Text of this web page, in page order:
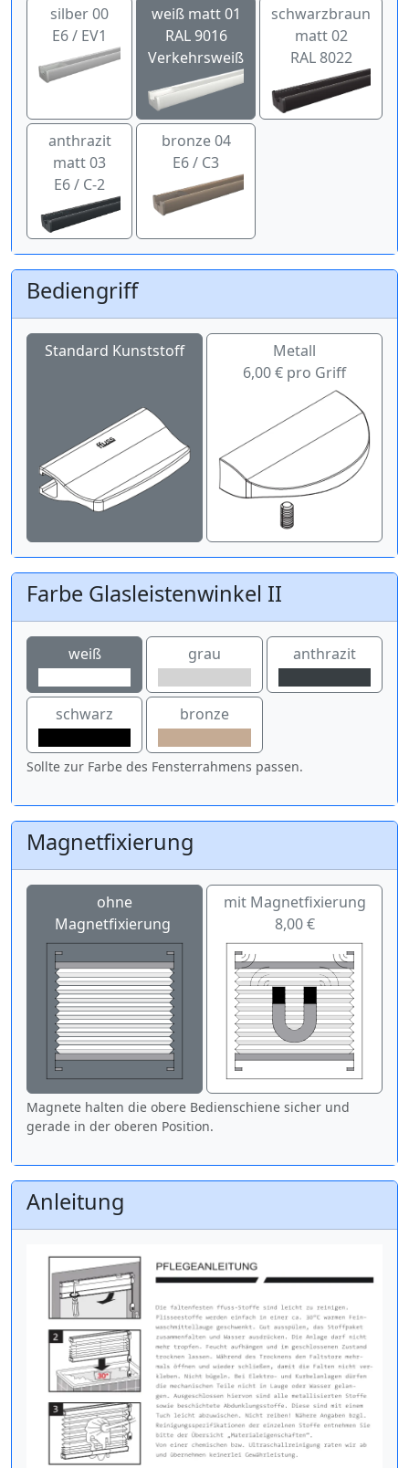
silber 00
E6 / EV1
weiß matt 01
RAL 9016
Verkehrsweiß
schwarzbraun
matt 02
RAL 8022
anthrazit
matt 03
E6 / C-2
bronze 04
E6 / C3
Bediengriff
Standard Kunststoff
Metall
6,00 € pro Griff
Farbe Glasleistenwinkel II
weiß grau anthrazit
schwarz bronze
Sollte zur Farbe des Fensterrahmens passen.
Magnetfixierung
ohne
Magnetfixierung
mit Magnetfixierung
8,00 €
Magnete halten die obere Bedienschiene sicher und
gerade in der oberen Position.
Anleitung